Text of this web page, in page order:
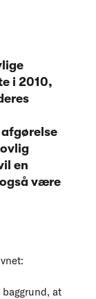
i 2010,
en
være
at